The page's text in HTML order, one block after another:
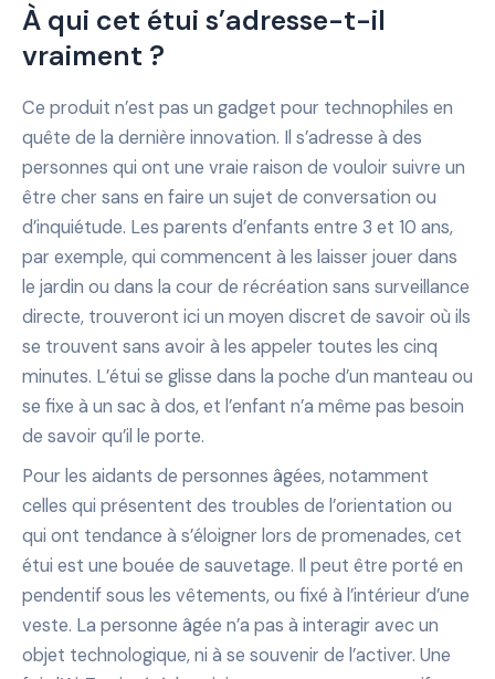
À qui cet étui s’adresse-t-il
vraiment ?
Ce produit n’est pas un gadget pour technophiles en
quête de la dernière innovation. Il s’adresse à des
personnes qui ont une vraie raison de vouloir suivre un
être cher sans en faire un sujet de conversation ou
d’inquiétude. Les parents d’enfants entre 3 et 10 ans,
par exemple, qui commencent à les laisser jouer dans
le jardin ou dans la cour de récréation sans surveillance
directe, trouveront ici un moyen discret de savoir où ils
se trouvent sans avoir à les appeler toutes les cinq
minutes. L’étui se glisse dans la poche d’un manteau ou
se fixe à un sac à dos, et l’enfant n’a même pas besoin
de savoir qu’il le porte.
Pour les aidants de personnes âgées, notamment
celles qui présentent des troubles de l’orientation ou
qui ont tendance à s’éloigner lors de promenades, cet
étui est une bouée de sauvetage. Il peut être porté en
pendentif sous les vêtements, ou fixé à l’intérieur d’une
veste. La personne âgée n’a pas à interagir avec un
objet technologique, ni à se souvenir de l’activer. Une